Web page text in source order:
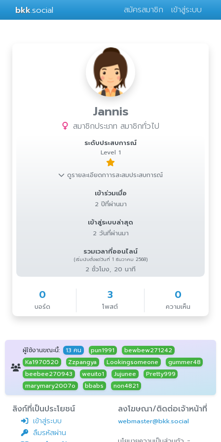
bkk.social สมัครสมาชิก เข้าสู่ระบบ
Jannis
สมาชิกประเภท สมาชิกทั่วไป
ระดับประสบการณ์
Level 1
ดูรายละเอียดกาารสะสมประสบการณ์
เข้าร่วมเมื่อ
2 ปีที่ผ่านมา
เข้าสู่ระบบล่าสุด
2 วันที่ผ่านมา
รวมเวลาที่ออนไลน์
(เริ่มนับตั้งแต่วันที่ 1 ธันวาคม 2568)
2 ชั่วโมง, 20 นาที
0
บอร์ด
3
โพสต์
0
ความเห็น
ผู้ใช้งานขณะนี้: 13 คน pun1991
bewbew271242
Ka1970520
Zzpangya Lookingsomeone
gummer48
beebee270943
weuito1 Jujunee
Pretty999
marymary2007o
bbabs non4821
ลิงก์ที่เป็นประโยชน์
เข้าสู่ระบบ
ลืมรหัสผ่าน
ลงโฆษณา/ติดต่อเจ้าหน้าที่
webmaster@bkk.social